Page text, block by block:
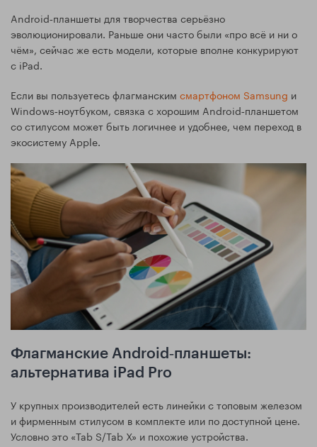
Android‑планшеты для творчества серьёзно
эволюционировали. Раньше они часто были «про всё и ни о
чём», сейчас же есть модели, которые вполне конкурируют
с iPad.
Если вы пользуетесь флагманским смартфоном Samsung и
Windows‑ноутбуком, связка с хорошим Android‑планшетом
со стилусом может быть логичнее и удобнее, чем переход в
экосистему Apple.
Флагманские Android‑планшеты:
альтернатива iPad Pro
У крупных производителей есть линейки с топовым железом
и фирменным стилусом в комплекте или по доступной цене.
Условно это «Tab S/Tab X» и похожие устройства.